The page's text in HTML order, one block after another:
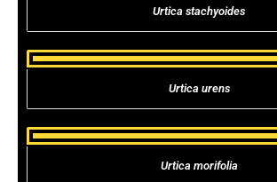
Urtica stachyoides
Urtica urens
Urtica morifolia